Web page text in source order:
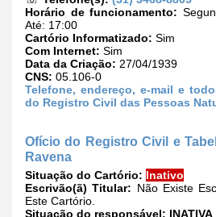
Horário de funcionamento:
Até: 17:00
Cartório Informatizado: Sim
Com Internet: Sim
Data da Criação: 27/04/1939
CNS: 05.106-0
Telefone, endereço, e-mail e
do Registro Civil das Pessoas
Ofício do Registro Civil e
Ravena
Situação do Cartório: Inativo
Escrivão(ã) Titular: Não Existe
Este Cartório.
Situação do responsável: INATIVA